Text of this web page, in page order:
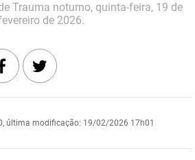
Municipal
, última modificação: 19/02/2026 17h01
Trauma noturno, quinta-feira, 19 de
de 2026.